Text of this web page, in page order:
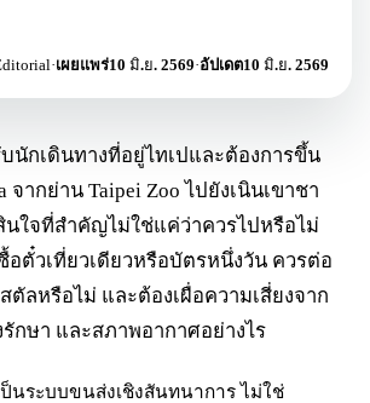
·เผยแพร่10 มิ.ย. 2569·อัปเดต10 มิ.ย. 2569
นักเดินทางที่อยู่ไทเปและต้องการขึ้น
จากย่าน Taipei Zoo ไปยังเนินเขาชา
นใจที่สำคัญไม่ใช่แค่ว่าควรไปหรือไม่
ตั๋วเที่ยวเดียวหรือบัตรหนึ่งวัน ควรต่อ
ตัลหรือไม่ และต้องเผื่อความเสี่ยงจาก
กษา และสภาพอากาศอย่างไร
ป็นระบบขนส่งเชิงสันทนาการ ไม่ใช่